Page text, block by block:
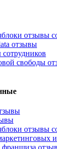
отзывы
отзывы
свободы
отзывы
франшиза